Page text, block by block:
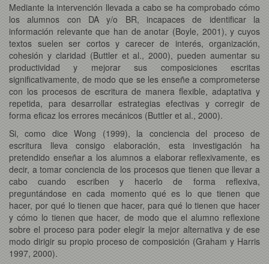
Mediante la intervención llevada a cabo se ha comprobado cómo
los alumnos con DA y/o BR, incapaces de identificar la
información relevante que han de anotar (Boyle, 2001), y cuyos
textos suelen ser cortos y carecer de interés, organización,
cohesión y claridad (Buttler et al., 2000), pueden aumentar su
productividad y mejorar sus composiciones escritas
significativamente, de modo que se les enseñe a comprometerse
con los procesos de escritura de manera flexible, adaptativa y
repetida, para desarrollar estrategias efectivas y corregir de
forma eficaz los errores mecánicos (Buttler et al., 2000).
Si, como dice Wong (1999), la conciencia del proceso de
escritura lleva consigo elaboración, esta investigación ha
pretendido enseñar a los alumnos a elaborar reflexivamente, es
decir, a tomar conciencia de los procesos que tienen que llevar a
cabo cuando escriben y hacerlo de forma reflexiva,
preguntándose en cada momento qué es lo que tienen que
hacer, por qué lo tienen que hacer, para qué lo tienen que hacer
y cómo lo tienen que hacer, de modo que el alumno reflexione
sobre el proceso para poder elegir la mejor alternativa y de ese
modo dirigir su propio proceso de composición (Graham y Harris
1997, 2000).